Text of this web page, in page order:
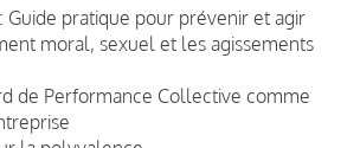
Guide pratique pour prévenir et agir
moral, sexuel et les agissements
de Performance Collective comme